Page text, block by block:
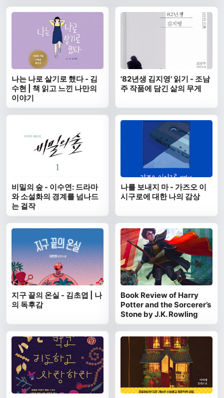
나는 나로 살기로 했다 - 김
수현 | 책 읽고 느낀 나만의
이야기
'82년생 김지영' 읽기 - 조남
주 작품에 담긴 삶의 무게
비밀의 숲 - 이수연: 드라마
와 소설화의 경계를 넘나드
는 걸작
나를 보내지 마 - 가즈오 이
시구로에 대한 나의 감상
지구 끝의 온실 - 김초엽 | 나
의 독후감
Book Review of Harry
Potter and the Sorcerer’s
Stone by J.K. Rowling